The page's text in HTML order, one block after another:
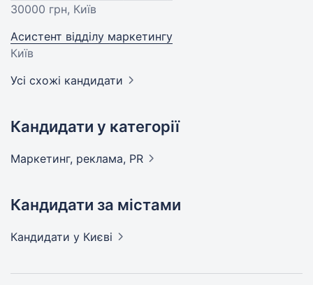
30000 грн, Київ
Асистент відділу маркетингу
Київ
Усі схожі кандидати
Кандидати у категорії
Маркетинг, реклама, PR
Кандидати за містами
Кандидати у Києві